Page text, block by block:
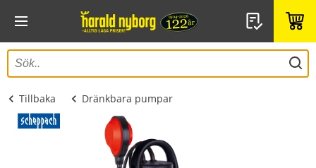
Tillbaka Dränkbara pumpar